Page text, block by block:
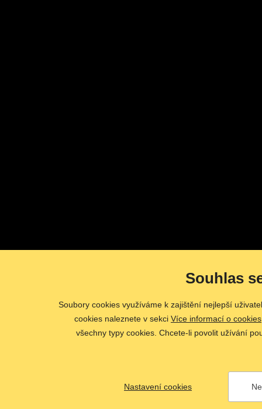
Souhlas
Soubory cookies využíváme k zajištění nejlepší
cookies naleznete v sekci Více informací o cookies
všechny typy cookies. Chcete-li povolit užívání
Nastavení cookies